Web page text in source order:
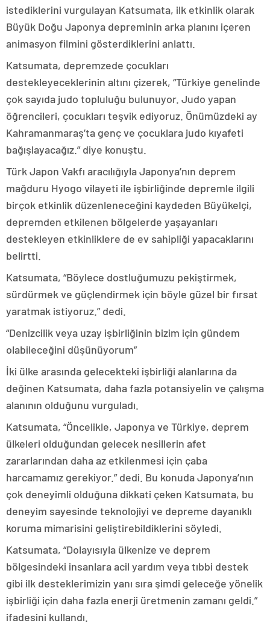
istediklerini vurgulayan Katsumata, ilk etkinlik olarak
Büyük Doğu Japonya depreminin arka planını içeren
animasyon filmini gösterdiklerini anlattı.
Katsumata, depremzede çocukları
destekleyeceklerinin altını çizerek, “Türkiye genelinde
çok sayıda judo topluluğu bulunuyor. Judo yapan
öğrencileri, çocukları teşvik ediyoruz. Önümüzdeki ay
Kahramanmaraş’ta genç ve çocuklara judo kıyafeti
bağışlayacağız.” diye konuştu.
Türk Japon Vakfı aracılığıyla Japonya’nın deprem
mağduru Hyogo vilayeti ile işbirliğinde depremle ilgili
birçok etkinlik düzenleneceğini kaydeden Büyükelçi,
depremden etkilenen bölgelerde yaşayanları
destekleyen etkinliklere de ev sahipliği yapacaklarını
belirtti.
Katsumata, “Böylece dostluğumuzu pekiştirmek,
sürdürmek ve güçlendirmek için böyle güzel bir fırsat
yaratmak istiyoruz.” dedi.
“Denizcilik veya uzay işbirliğinin bizim için gündem
olabileceğini düşünüyorum”
İki ülke arasında gelecekteki işbirliği alanlarına da
değinen Katsumata, daha fazla potansiyelin ve çalışma
alanının olduğunu vurguladı.
Katsumata, “Öncelikle, Japonya ve Türkiye, deprem
ülkeleri olduğundan gelecek nesillerin afet
zararlarından daha az etkilenmesi için çaba
harcamamız gerekiyor.” dedi. Bu konuda Japonya’nın
çok deneyimli olduğuna dikkati çeken Katsumata, bu
deneyim sayesinde teknolojiyi ve depreme dayanıklı
koruma mimarisini geliştirebildiklerini söyledi.
Katsumata, “Dolayısıyla ülkenize ve deprem
bölgesindeki insanlara acil yardım veya tıbbi destek
gibi ilk desteklerimizin yanı sıra şimdi geleceğe yönelik
işbirliği için daha fazla enerji üretmenin zamanı geldi.”
ifadesini kullandı.